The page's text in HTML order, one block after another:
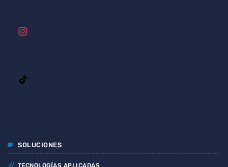
SOLUCIONES